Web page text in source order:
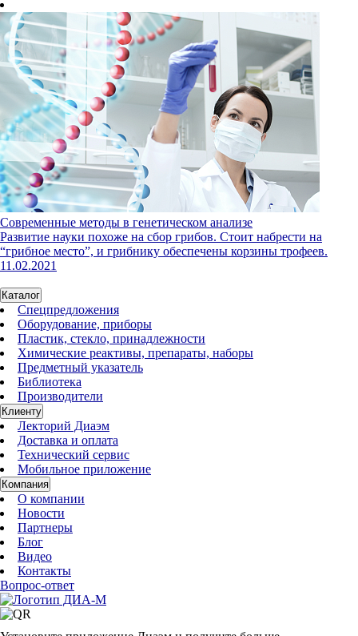
Современные методы в генетическом анализе
Развитие науки похоже на сбор грибов. Стоит набрести на
“грибное место”, и грибнику обеспечены корзины трофеев.
11.02.2021
Каталог
Спецпредложения
Оборудование, приборы
Пластик, стекло, принадлежности
Химические реактивы, препараты, наборы
Предметный указатель
Библиотека
Производители
Клиенту
Лекторий Диаэм
Доставка и оплата
Технический сервис
Мобильное приложение
Компания
О компании
Новости
Партнеры
Блог
Видео
Контакты
Вопрос-ответ